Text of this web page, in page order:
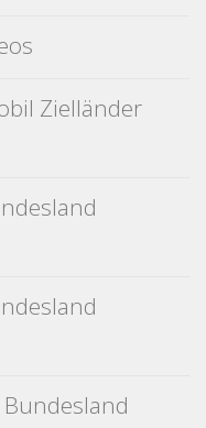
Zielländer